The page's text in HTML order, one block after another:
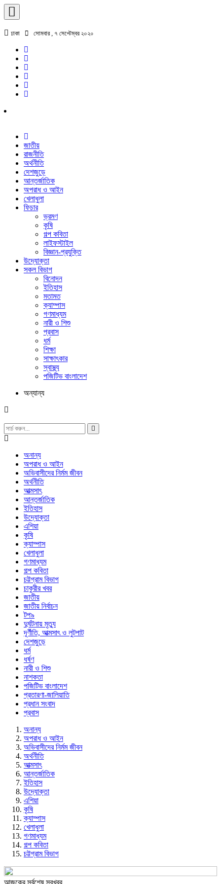
ঢাকা সোমবার , ৭ সেপ্টেম্বর ২০২০
জাতীয়
রাজনীতি
অর্থনীতি
দেশজুড়ে
আন্তর্জাতিক
অপরাধ ও আইন
খেলাধুলা
ফিচার
ভ্রমণ
কৃষি
গল্প ক‌বিতা
লাইফস্টাইল
বিজ্ঞান-প্রযুক্তি
উদ্যোক্তা
সকল বিভাগ
বিনোদন
ইতিহাস
মতামত
ক্যাম্পাস
গণমাধ্যম
নারী ও শিশু
প্রবাস
ধর্ম
শিক্ষা
সাক্ষাৎকার
স্বাস্থ্য
পজিটিভ বাংলাদেশ
অন্যান্য
অনান্য
অপরাধ ও আইন
অভিবাসীদের নির্মম জীবন
অর্থনীতি
আত্মসাৎ
আন্তর্জাতিক
ইতিহাস
উদ্যোক্তা
এশিয়া
কৃষি
ক্যাম্পাস
খেলাধুলা
গণমাধ্যম
গল্প ক‌বিতা
চট্টগ্রাম বিভাগ
চাকুরীর খবর
জাতীয়
জাতীয় নির্বাচন
টপ৯
দুর্ঘটনায় মৃত্যু
দূর্ণীতি, আত্মসাৎ ও লুটপাট
দেশজুড়ে
ধর্ম
ধর্ষণ
নারী ও শিশু
নাশকতা
পজিটিভ বাংলাদেশ
প্রতারণা-জালিয়াতি
প্রধান সংবাদ
প্রবাস
অনান্য
অপরাধ ও আইন
অভিবাসীদের নির্মম জীবন
অর্থনীতি
আত্মসাৎ
আন্তর্জাতিক
ইতিহাস
উদ্যোক্তা
এশিয়া
কৃষি
ক্যাম্পাস
খেলাধুলা
গণমাধ্যম
গল্প ক‌বিতা
চট্টগ্রাম বিভাগ
আজকের সর্বশেষ সবখবর